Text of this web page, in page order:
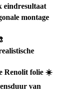
eindresultaat
montage
Renolit folie ☀️
van